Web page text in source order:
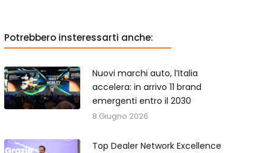
Potrebbero insteressarti anche:
Nuovi marchi auto, l’Italia
accelera: in arrivo 11 brand
emergenti entro il 2030
8 Giugno 2026
Top Dealer Network Excellence